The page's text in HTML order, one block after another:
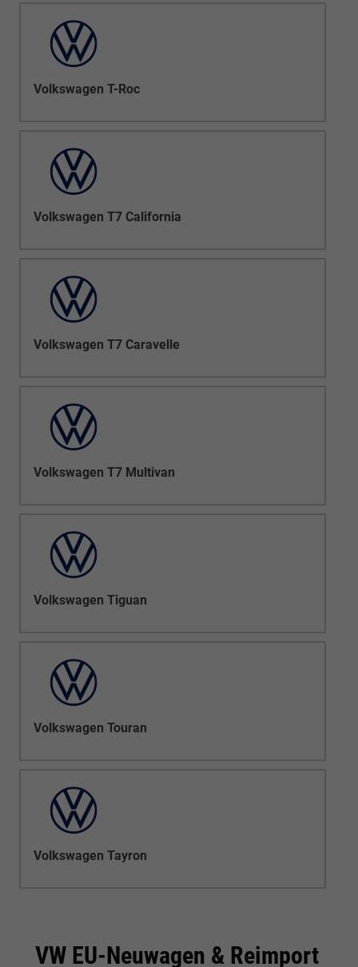
Volkswagen T-Roc
Volkswagen T7 California
Volkswagen T7 Caravelle
Volkswagen T7 Multivan
Volkswagen Tiguan
Volkswagen Touran
Volkswagen Tayron
VW EU-Neuwagen & Reimport